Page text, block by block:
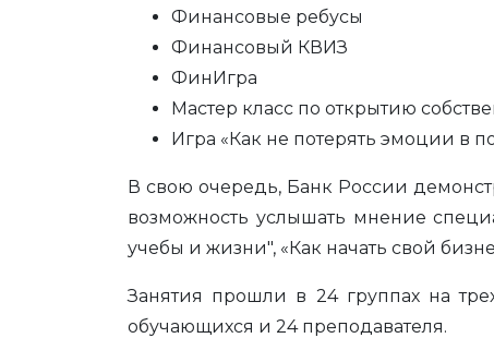
Финансовые ребусы
Финансовый КВИЗ
ФинИгра
Мастер класс по открытию
Игра «Как не потерять эмоции в
В свою очередь, Банк России
возможность услышать мнение
учебы и жизни", «Как начать свой
Занятия прошли в 24 группах на
обучающихся и 24 преподавателя.